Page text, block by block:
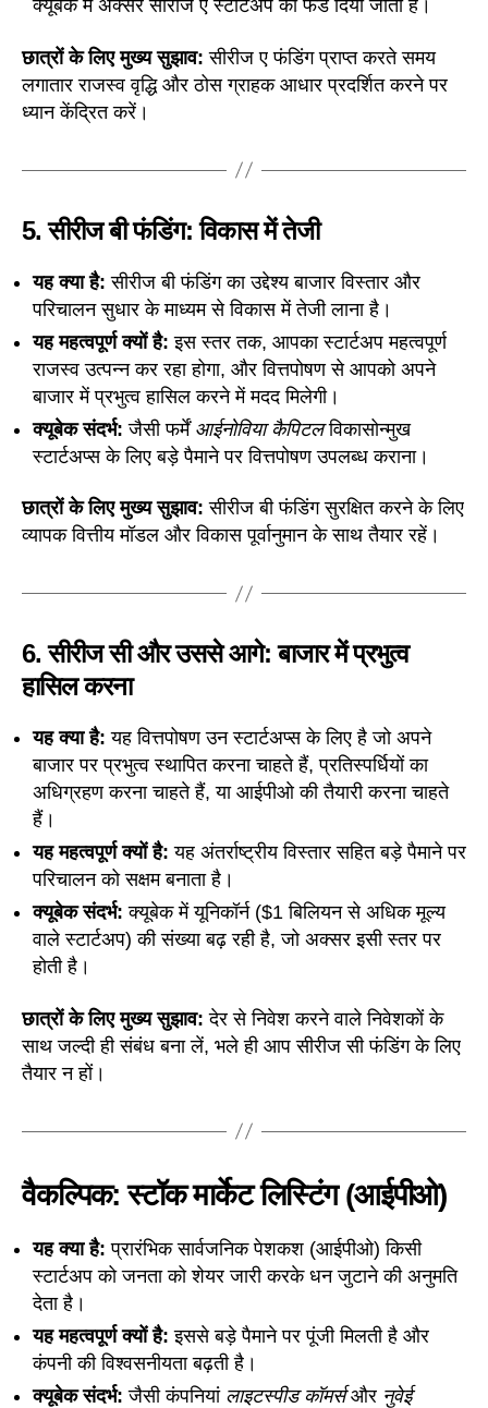
क्यूबेक में अक्सर सीरीज ए स्टार्टअप को फंड दिया जाता है।
छात्रों के लिए मुख्य सुझाव: सीरीज ए फंडिंग प्राप्त करते समय
लगातार राजस्व वृद्धि और ठोस ग्राहक आधार प्रदर्शित करने पर
ध्यान केंद्रित करें।
5.सीरीज बी फंडिंग: विकास में तेजी
यह क्या है: सीरीज बी फंडिंग का उद्देश्य बाजार विस्तार और
परिचालन सुधार के माध्यम से विकास में तेजी लाना है।
यह महत्वपूर्ण क्यों है: इस स्तर तक, आपका स्टार्टअप महत्वपूर्ण
राजस्व उत्पन्न कर रहा होगा, और वित्तपोषण से आपको अपने
बाजार में प्रभुत्व हासिल करने में मदद मिलेगी।
क्यूबेक संदर्भ: जैसी फर्में आईनोविया कैपिटलविकासोन्मुख
स्टार्टअप्स के लिए बड़े पैमाने पर वित्तपोषण उपलब्ध कराना।
छात्रों के लिए मुख्य सुझाव: सीरीज बी फंडिंग सुरक्षित करने के लिए
व्यापक वित्तीय मॉडल और विकास पूर्वानुमान के साथ तैयार रहें।
6.सीरीज सी और उससे आगे: बाजार में प्रभुत्व
हासिल करना
यह क्या है: यह वित्तपोषण उन स्टार्टअप्स के लिए है जो अपने
बाजार पर प्रभुत्व स्थापित करना चाहते हैं, प्रतिस्पर्धियों का
अधिग्रहण करना चाहते हैं, या आईपीओ की तैयारी करना चाहते
हैं।
यह महत्वपूर्ण क्यों है: यह अंतर्राष्ट्रीय विस्तार सहित बड़े पैमाने पर
परिचालन को सक्षम बनाता है।
क्यूबेक संदर्भ: क्यूबेक में यूनिकॉर्न ($1 बिलियन से अधिक मूल्य
वाले स्टार्टअप) की संख्या बढ़ रही है, जो अक्सर इसी स्तर पर
होती है।
छात्रों के लिए मुख्य सुझाव: देर से निवेश करने वाले निवेशकों के
साथ जल्दी ही संबंध बना लें, भले ही आप सीरीज सी फंडिंग के लिए
तैयार न हों।
वैकल्पिक: स्टॉक मार्केट लिस्टिंग (आईपीओ)
यह क्या है: प्रारंभिक सार्वजनिक पेशकश (आईपीओ) किसी
स्टार्टअप को जनता को शेयर जारी करके धन जुटाने की अनुमति
देता है।
यह महत्वपूर्ण क्यों है: इससे बड़े पैमाने पर पूंजी मिलती है और
कंपनी की विश्वसनीयता बढ़ती है।
क्यूबेक संदर्भ: जैसी कंपनियां लाइटस्पीड कॉमर्सऔर नुवेई